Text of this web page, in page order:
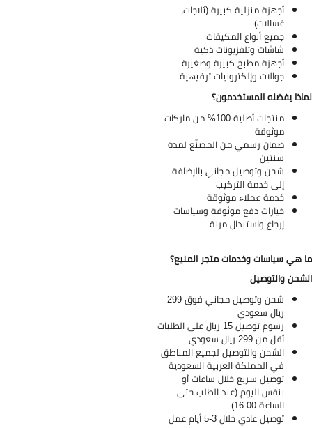
أجهزة منزلية كبيرة (ثلاجات،
غسالات)
جميع أنواع المكيفات
شاشات وتلفزيونات ذكية
أجهزة مطبخ كبيرة وصغيرة
جوالات وإلكترونيات ترفيهية
يفضله المستخدمون؟
منتجات أصلية 100% من ماركات
موثوقة
ضمان رسمي من المصنّع لمدة
سنتين
شحن وتوصيل مجاني بالإضافة
إلى خدمة التركيب
خدمة عملاء موثوقة
خيارات دفع موثوقة وسياسات
إرجاع واستبدال مرنة
هي سياسات وخدمات متجر المنيع؟
والتوصيل
شحن وتوصيل مجاني فوق 299
ريال سعودي
رسوم توصيل 15 ريال على الطلبات
أقل من 299 ريال سعودي
الشحن والتوصيل لجميع المناطق
في المملكة العربية السعودية
توصيل سريع خلال ساعات أو
بنفس اليوم (عند الطلب حتى
الساعة 16:00)
توصيل عادي خلال 3-5 أيام عمل